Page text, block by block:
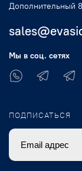
Дополнительный
Мы в соц. сетях
ПОДПИСАТЬСЯ